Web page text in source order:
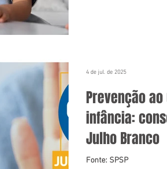
Prevenção
infância:
Julho Branco
Fonte: SPSP
4 de jul. de 2025